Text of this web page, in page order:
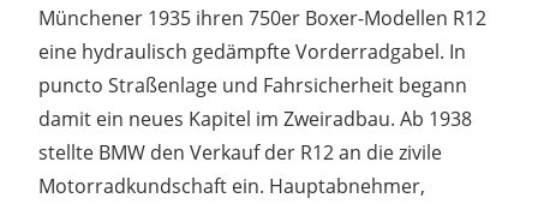
Münchener 1935 ihren 750er Boxer-Modellen R12
eine hydraulisch gedämpfte Vorderradgabel. In
puncto Straßenlage und Fahrsicherheit begann
damit ein neues Kapitel im Zweiradbau. Ab 1938
stellte BMW den Verkauf der R12 an die zivile
Motorradkundschaft ein. Hauptabnehmer,